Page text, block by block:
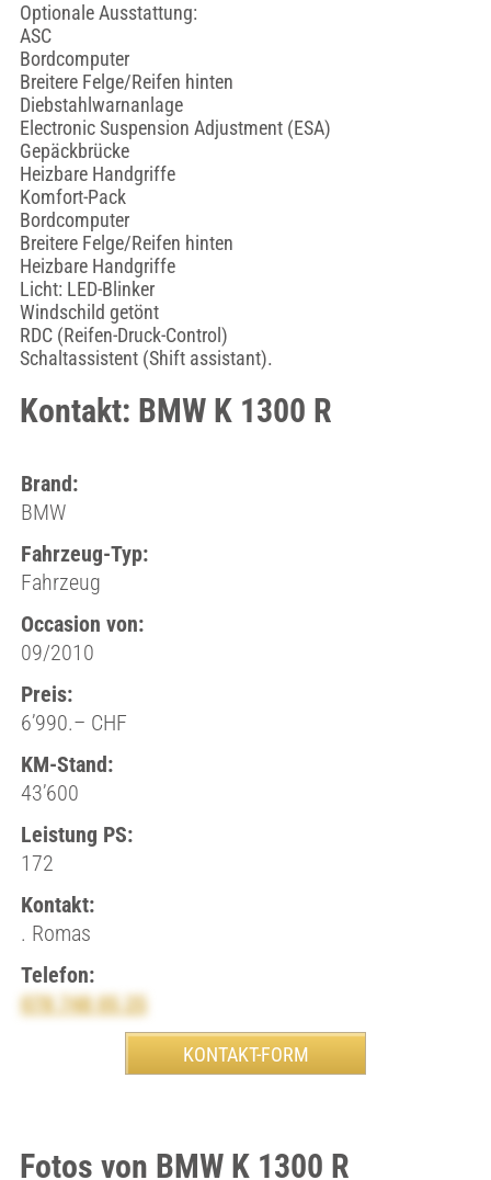
Optionale Ausstattung:
ASC
Bordcomputer
Breitere Felge/Reifen hinten
Diebstahlwarnanlage
Electronic Suspension Adjustment (ESA)
Gepäckbrücke
Heizbare Handgriffe
Komfort-Pack
Bordcomputer
Breitere Felge/Reifen hinten
Heizbare Handgriffe
Licht: LED-Blinker
Windschild getönt
RDC (Reifen-Druck-Control)
Schaltassistent (Shift assistant).
Kontakt: BMW K 1300 R
Brand:
BMW
Fahrzeug-Typ:
Fahrzeug
Occasion von:
09/2010
Preis:
6’990.– CHF
KM-Stand:
43’600
Leistung PS:
172
Kontakt:
. Romas
Telefon:
078 748 05 25
Fotos von BMW K 1300 R